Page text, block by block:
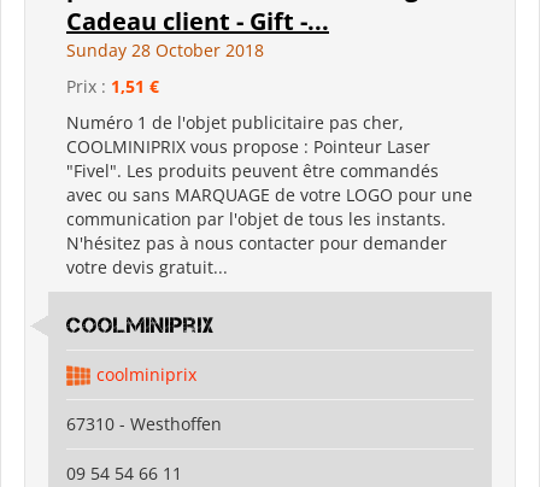
Cadeau client - Gift -...
Sunday 28 October 2018
Prix : 1,51 €
Numéro 1 de l'objet publicitaire pas cher,
COOLMINIPRIX vous propose : Pointeur Laser
"Fivel". Les produits peuvent être commandés
avec ou sans MARQUAGE de votre LOGO pour une
communication par l'objet de tous les instants.
N'hésitez pas à nous contacter pour demander
votre devis gratuit...
coolminiprix
coolminiprix
67310 - Westhoffen
09 54 54 66 11